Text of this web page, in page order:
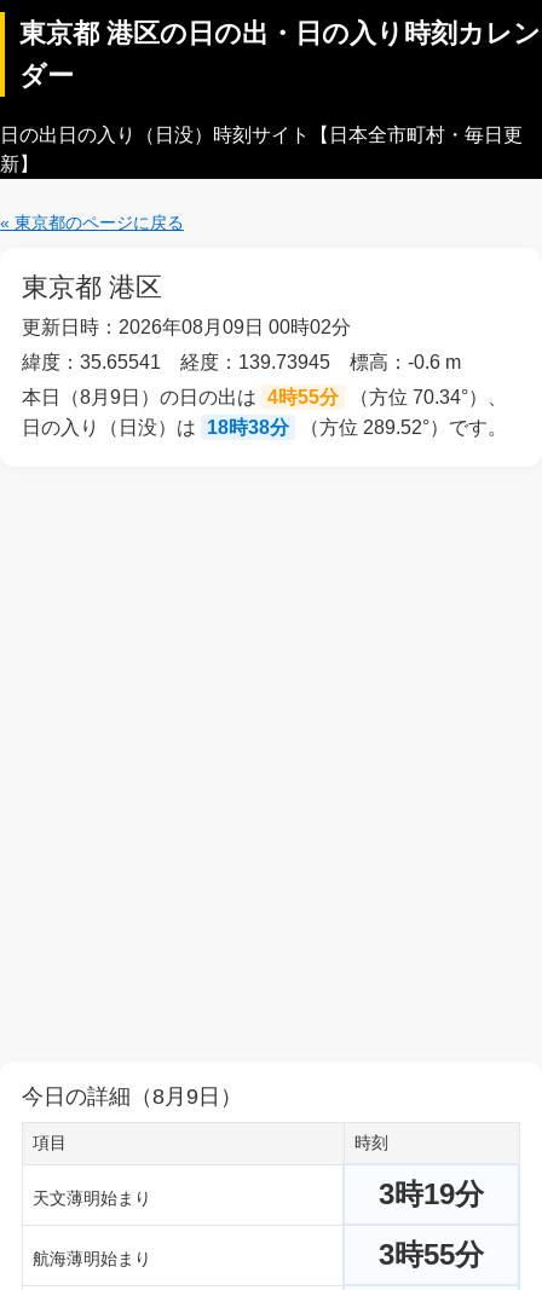
東京都 港区の日の出・日の入り時刻カレン
ダー
日の出日の入り（日没）時刻サイト【日本全市町村・毎日更
新】
« 東京都のページに戻る
東京都 港区
更新日時：2026年08月09日 00時02分
緯度：35.65541 経度：139.73945 標高：-0.6 m
本日（8月9日）の日の出は 4時55分
（方位 70.34°）、
日の入り（日没）は
18時38分 （方位 289.52°）です。
今日の詳細（8月9日）
項目 時刻
天文薄明始まり 3時19分
航海薄明始まり 3時55分